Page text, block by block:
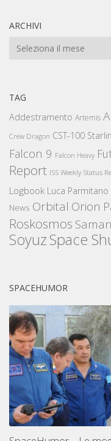
ARCHIVI
Archivi
TAG
Addestramento Artemis
Crew Dragon CST-100
Falcon 9 Falcon Heavy
Report ISS Weekly Status
Logbook Luca Parmitano
News Orbital Orion
Roskosmos
SoyuzSpace
SPACEHUMOR